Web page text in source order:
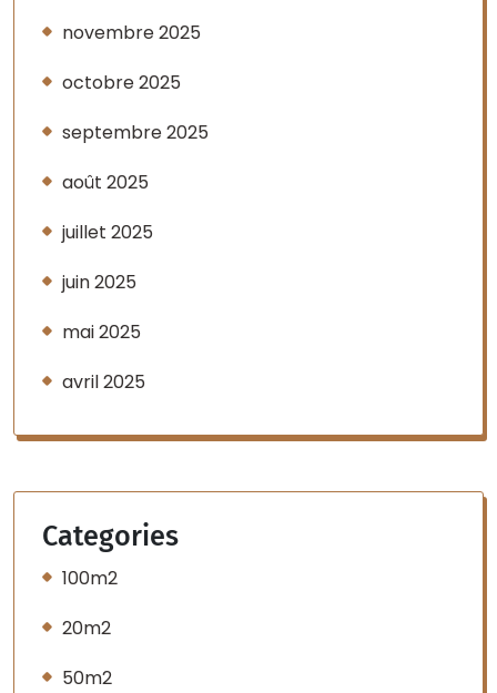
novembre 2025
octobre 2025
septembre 2025
août 2025
juillet 2025
juin 2025
mai 2025
avril 2025
Categories
100m2
20m2
50m2